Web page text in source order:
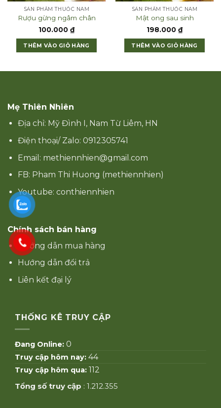
SẢN PHẨM THUỐC NAM
Rượu gừng ngâm chân
100.000 ₫
THÊM VÀO GIỎ HÀNG
SẢN PHẨM THUỐC NAM
Mật ong sau sinh
198.000 ₫
THÊM VÀO GIỎ HÀNG
Mẹ Thiên Nhiên
Địa chỉ: Mỹ Đình I, Nam Từ Liêm, HN
Điện thoại/ Zalo: 0912305741
Email: methiennhien@gmail.com
FB: Pham Thi Huong (methiennhien)
Youtube: conthiennhien
Chính sách bán hàng
Hướng dẫn mua hàng
Hướng dẫn đổi trả
Liên kết đại lý
THỐNG KÊ TRUY CẬP
Đang Online: 0
Truy cập hôm nay: 44
Truy cập hôm qua: 112
Tổng số truy cập : 1.212.355